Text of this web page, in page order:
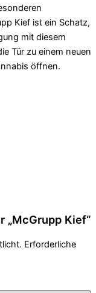
Kief ist ein Schatz,
mit diesem
Tür zu einem neuen
öffnen.
„McGrupp Kief“
Erforderliche